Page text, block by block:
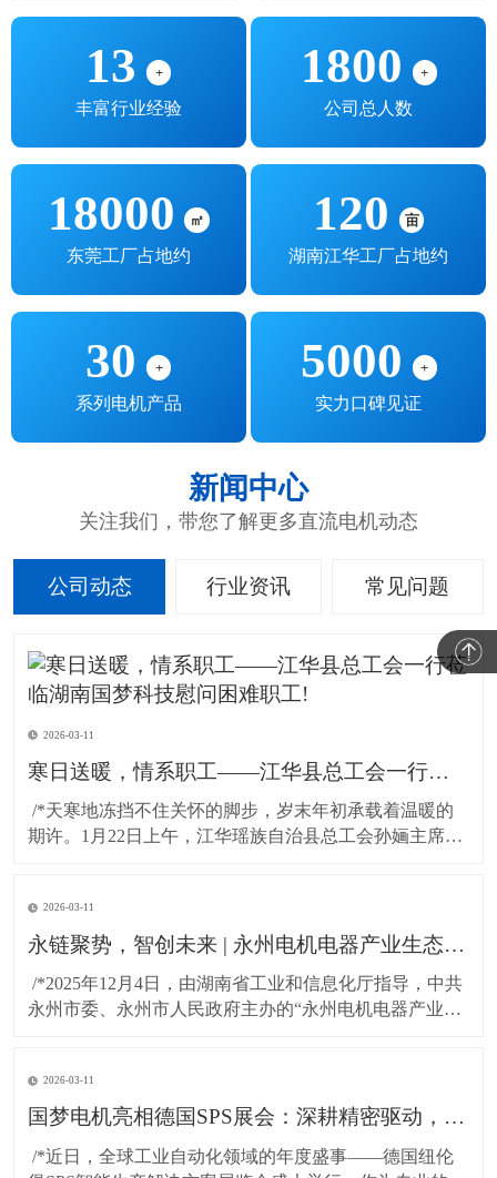
13 +
丰富行业经验
1800 +
公司总人数
18000 ㎡
东莞工厂占地约
120 亩
湖南江华工厂占地约
30 +
系列电机产品
5000 +
实力口碑见证
新闻中心
关注我们，带您了解更多直流电机动态
公司动态 行业资讯 常见问题
2026-03-11
寒日送暖，情系职工——江华县总工会一行莅临湖南国梦科技慰问困难职工!
期许。1月22日上午，江华瑶族自治县总工会孙婳主席、
挂，专程到访湖南国梦科技开展慰问活动，为百余名坚
守岗位的困难职工送上精心准备的粮油物资，以
2026-03-11
永链聚势，智创未来 | 永州电机电器产业生态对接会在湖南国梦园区隆重召开！
永州市委、永州市人民政府主办的“永州电机电器产业生
图”为主题，汇聚了政府领导、行业专家与产业链伙伴，
共商发展大计，共谋协同未来。*
2026-03-11
国梦电机亮相德国SPS展会：深耕精密驱动，连接全球智造！